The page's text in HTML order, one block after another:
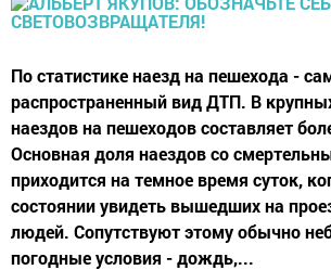
По статистике наезд на пешехода -
распространенный вид ДТП. В
наездов на пешеходов составляет
Основная доля наездов со
приходится на темное время суток,
состоянии увидеть вышедших на
людей. Сопутствуют этому обычно
погодные условия - дождь,...